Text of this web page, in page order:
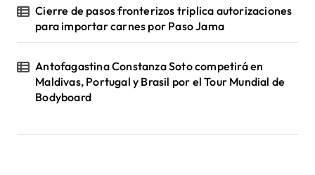
Cierre de pasos fronterizos triplica autorizaciones
para importar carnes por Paso Jama
Antofagastina Constanza Soto competirá en
Maldivas, Portugal y Brasil por el Tour Mundial de
Bodyboard